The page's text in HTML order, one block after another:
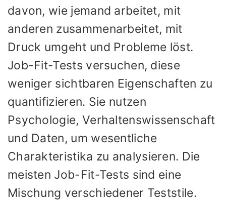
davon, wie jemand arbeitet, mit
anderen zusammenarbeitet, mit
Druck umgeht und Probleme löst.
Job-Fit-Tests versuchen, diese
weniger sichtbaren Eigenschaften zu
quantifizieren. Sie nutzen
Psychologie, Verhaltenswissenschaft
und Daten, um wesentliche
Charakteristika zu analysieren. Die
meisten Job-Fit-Tests sind eine
Mischung verschiedener Teststile.